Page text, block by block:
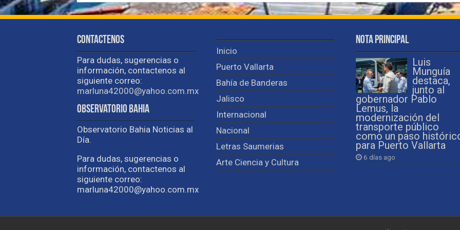
Contactenos
Para dudas, sugerencias o
información, contactenos al
siguiente correo:
marluna42000@yahoo.com.mx
Observatorio Bahia
Observatorio Bahia Noticias al
Día.
Para dudas, sugerencias o
información, contactenos al
siguiente correo:
marluna42000@yahoo.com.mx
Inicio
Puerto Vallarta
Bahía de Banderas
Jalisco
Internacional
Nacional
Letras Saumerias
Arte Ciencia y Cultura
Nota Principal
Luis
Munguía
destaca,
junto al
gobernador Pablo
Lemus, la
modernización del
transporte público
como un paso
para Puerto Vallarta
6 días ago